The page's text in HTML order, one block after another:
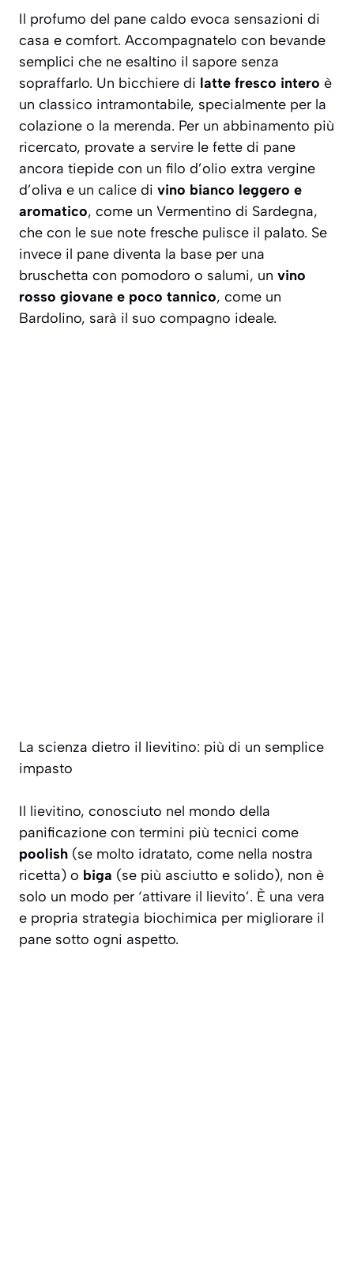
Il profumo del pane caldo evoca sensazioni di
casa e comfort. Accompagnatelo con bevande
semplici che ne esaltino il sapore senza
sopraffarlo. Un bicchiere di latte fresco intero è
un classico intramontabile, specialmente per la
colazione o la merenda. Per un abbinamento più
ricercato, provate a servire le fette di pane
ancora tiepide con un filo d’olio extra vergine
d’oliva e un calice di vino bianco leggero e
aromatico, come un Vermentino di Sardegna,
che con le sue note fresche pulisce il palato. Se
invece il pane diventa la base per una
bruschetta con pomodoro o salumi, un vino
rosso giovane e poco tannico, come un
Bardolino, sarà il suo compagno ideale.
La scienza dietro il lievitino: più di un semplice
impasto
Il lievitino, conosciuto nel mondo della
panificazione con termini più tecnici come
poolish (se molto idratato, come nella nostra
ricetta) o biga (se più asciutto e solido), non è
solo un modo per ‘attivare il lievito’. È una vera
e propria strategia biochimica per migliorare il
pane sotto ogni aspetto.